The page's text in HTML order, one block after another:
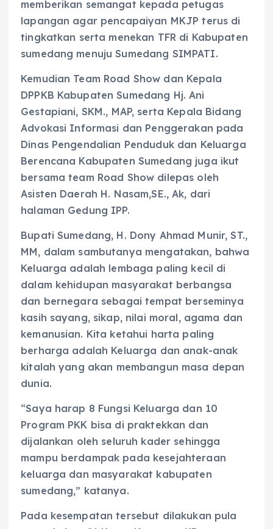
memberikan semangat kepada petugas
lapangan agar pencapaiyan MKJP terus di
tingkatkan serta menekan TFR di Kabupaten
sumedang menuju Sumedang SIMPATI.
Kemudian Team Road Show dan Kepala
DPPKB Kabupaten Sumedang Hj. Ani
Gestapiani, SKM., MAP, serta Kepala Bidang
Advokasi Informasi dan Penggerakan pada
Dinas Pengendalian Penduduk dan Keluarga
Berencana Kabupaten Sumedang juga ikut
bersama team Road Show dilepas oleh
Asisten Daerah H. Nasam,SE., Ak, dari
halaman Gedung IPP.
Bupati Sumedang, H. Dony Ahmad Munir, ST.,
MM, dalam sambutanya mengatakan, bahwa
Keluarga adalah lembaga paling kecil di
dalam kehidupan masyarakat berbangsa
dan bernegara sebagai tempat berseminya
kasih sayang, sikap, nilai moral, agama dan
kemanusian. Kita ketahui harta paling
berharga adalah Keluarga dan anak-anak
kitalah yang akan membangun masa depan
dunia.
“Saya harap 8 Fungsi Keluarga dan 10
Program PKK bisa di praktekkan dan
dijalankan oleh seluruh kader sehingga
mampu berdampak pada kesejahteraan
keluarga dan masyarakat kabupaten
sumedang,” katanya.
Pada kesempatan tersebut dilakukan pula